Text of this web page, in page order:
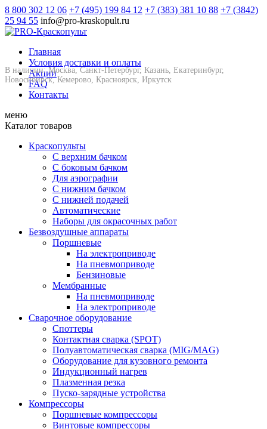
8 800 302 12 06 +7 (495) 199 84 12 +7 (383) 381 10 88 +7 (3842)
25 94 55 info@pro-kraskopult.ru
Главная
Условия доставки и оплаты
Акции
FAQ
Контакты
меню
Каталог товаров
Краскопульты
С верхним бачком
С боковым бачком
Для аэрографии
С нижним бачком
С нижней подачей
Автоматические
Наборы для окрасочных работ
Безвоздушные аппараты
Поршневые
На электроприводе
На пневмоприводе
Бензиновые
Мембранные
На пневмоприводе
На электроприводе
Сварочное оборудование
Споттеры
Контактная сварка (SPOT)
Полуавтоматическая сварка (MIG/MAG)
Оборудование для кузовного ремонта
Индукционный нагрев
Плазменная резка
Пуско-зарядные устройства
Компрессоры
Поршневые компрессоры
Винтовые компрессоры
В наличии: Москва, Санкт-Петербург, Казань, Екатеринбург,
Новосибирск, Кемерово, Красноярск, Иркутск